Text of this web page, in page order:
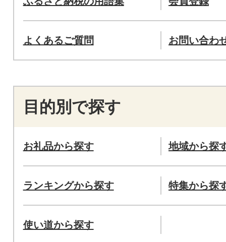
よくあるご質問 お問い合わ
目的別で探す
お礼品から探す 地域から探
ランキングから探す 特集から探
使い道から探す